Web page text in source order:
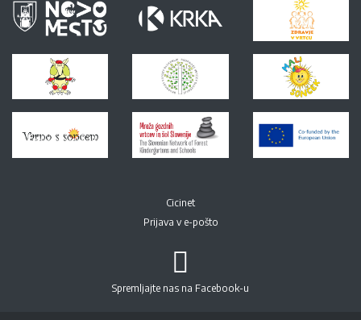
Cicinet
Prijava v e-pošto
Spremljajte nas na Facebook-u